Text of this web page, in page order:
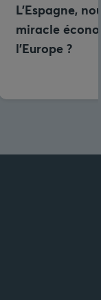
L’Espagne,
miracle
l’Europe ?